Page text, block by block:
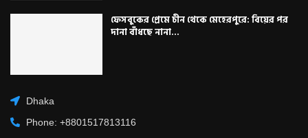
ফেসবুকের প্রেমে চীন থেকে মেহেরপুরে: বিয়ের পর
দানা বাঁধছে নানা...
Dhaka
Phone: +8801517813116